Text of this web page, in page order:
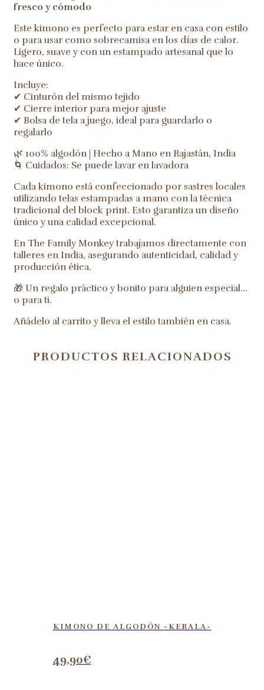
fresco y cómodo
Este kimono es perfecto para estar en casa con estilo
o para usar como sobrecamisa en los días de calor.
Ligero, suave y con un estampado artesanal que lo
hace único.
Incluye:
✔ Cinturón del mismo tejido
✔ Cierre interior para mejor ajuste
✔ Bolsa de tela a juego, ideal para guardarlo o
regalarlo
🌿 100% algodón | Hecho a Mano en Rajastán, India
🌀 Cuidados: Se puede lavar en lavadora
Cada kimono está confeccionado por sastres locales
utilizando telas estampadas a mano con la técnica
tradicional del block print. Esto garantiza un diseño
único y una calidad excepcional.
En The Family Monkey trabajamos directamente con
talleres en India, asegurando autenticidad, calidad y
producción ética.
🎁 Un regalo práctico y bonito para alguien especial…
o para ti.
Añádelo al carrito y lleva el estilo también en casa.
PRODUCTOS RELACIONADOS
KIMONO DE ALGODÓN -KERALA-
49,90€